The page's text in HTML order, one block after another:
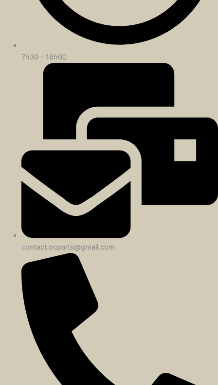
7h30 - 16h00
contact.ocparts@gmail.com